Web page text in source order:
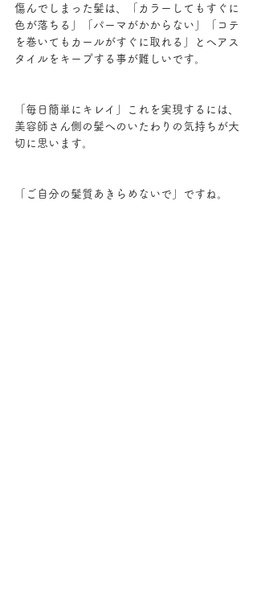
傷んでしまった髪は、「カラーしてもすぐに
色が落ちる」「パーマがかからない」「コテ
を巻いてもカールがすぐに取れる」とヘアス
タイルをキープする事が難しいです。
「毎日簡単にキレイ」これを実現するには、
美容師さん側の髪へのいたわりの気持ちが大
切に思います。
「ご自分の髪質あきらめないで」ですね。